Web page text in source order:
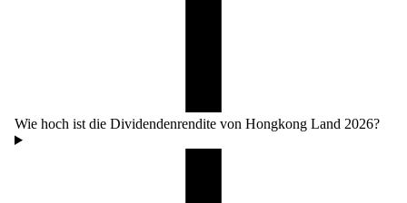
Wie hoch ist die Dividendenrendite von Hongkong Land 2026?